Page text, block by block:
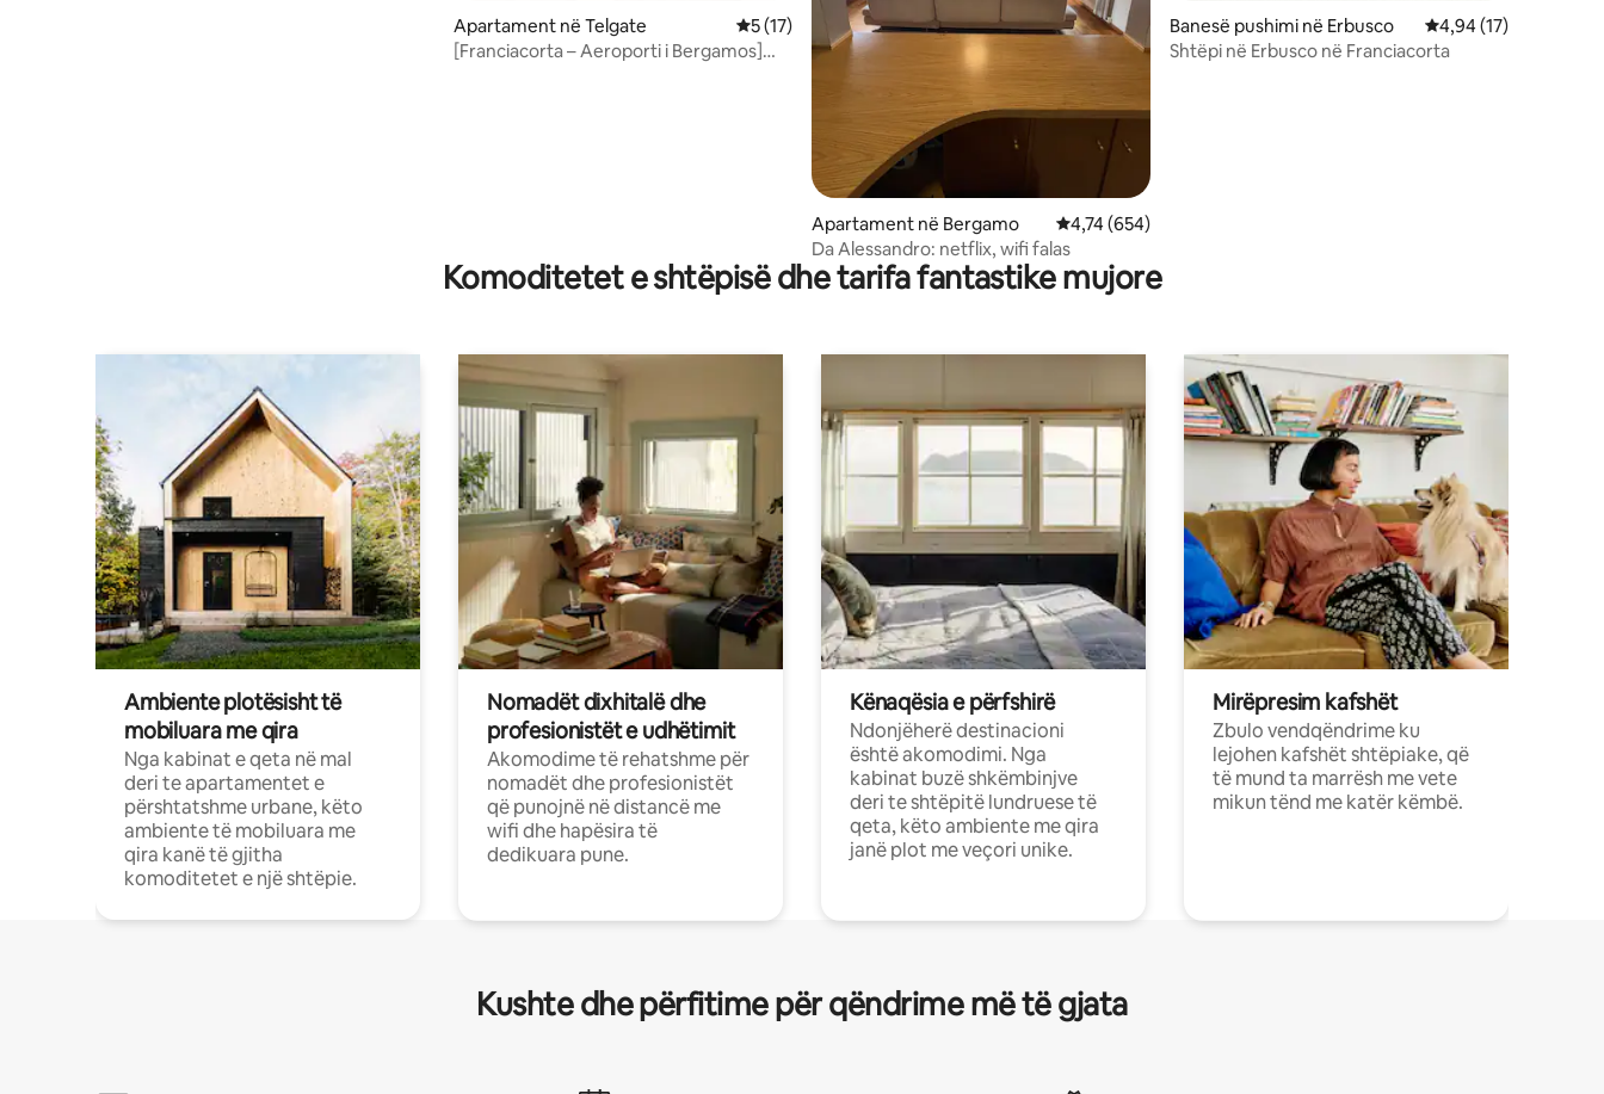
Apartament në Telgate Vlerësimi mesatar 5 nga 5, 17 vlerësime
5 (17)
[Franciacorta – Aeroporti i Bergamos]
Apartament në Bergamo Vlerësimi mesatar 4,74 nga 5, 654 vlerësime
4,74 (654)
Da Alessandro: netflix, wifi falas
Banesë pushimi në Erbusco Vlerësimi mesatar
4,94 (17)
Shtëpi në Erbusco në Franciacorta
Komoditetet e shtëpisë dhe tarifa fantastike mujore
Ambiente plotësisht të
mobiluara me qira
Nga kabinat e qeta në mal
deri te apartamentet e
përshtatshme urbane, këto
ambiente të mobiluara me
qira kanë të gjitha
komoditetet e një shtëpie.
Nomadët dixhitalë dhe
profesionistët e udhëtimit
Akomodime të rehatshme për
nomadët dhe profesionistët
që punojnë në distancë me
wifi dhe hapësira të
dedikuara pune.
Kënaqësia e përfshirë
Ndonjëherë destinacioni
është akomodimi. Nga
kabinat buzë shkëmbinjve
deri te shtëpitë lundruese të
qeta, këto ambiente me qira
janë plot me veçori unike.
Mirëpresim kafshët
Zbulo vendqëndrime ku
lejohen kafshët shtëpiake, që
të mund ta marrësh me vete
mikun tënd me katër këmbë.
Kushte dhe përfitime për qëndrime më të gjata